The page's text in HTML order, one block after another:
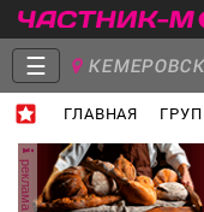
☰
ГЛАВНАЯ
Главная
реклама